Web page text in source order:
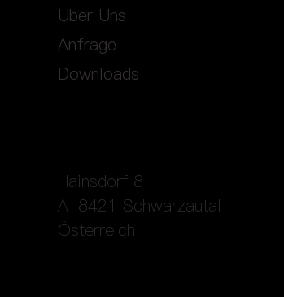
Über Uns
Anfrage
Downloads
Hainsdorf 8
A-8421 Schwarzautal
Österreich